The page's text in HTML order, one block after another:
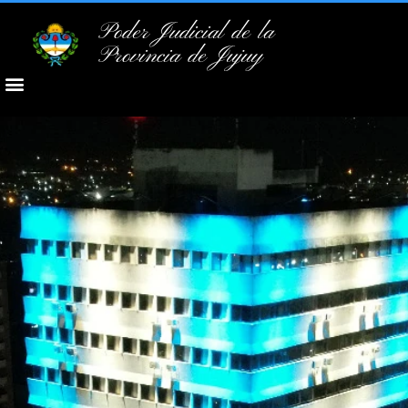
Poder Judicial de la
Provincia de Jujuy